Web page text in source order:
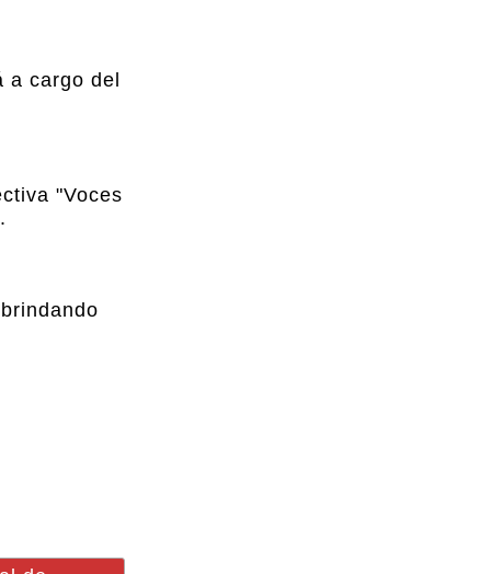
cargo del
"Voces